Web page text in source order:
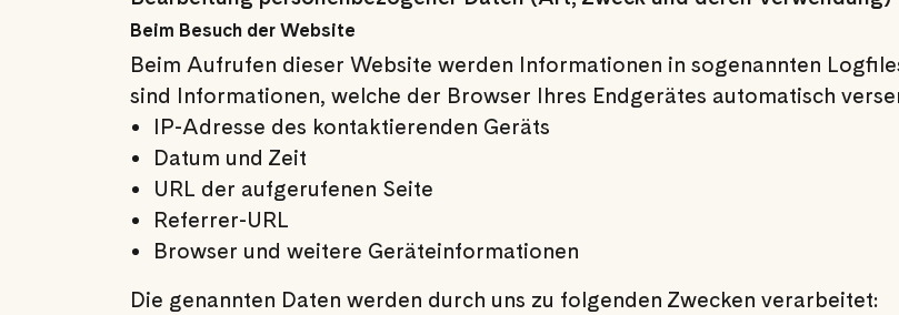
Beim Besuch der Website
Beim Aufrufen dieser Website werden Informationen in sogenannten
sind Informationen, welche der Browser Ihres Endgerätes automatisch
IP-Adresse des kontaktierenden Geräts
Datum und Zeit
URL der aufgerufenen Seite
Referrer-URL
Browser und weitere Geräteinformationen
Die genannten Daten werden durch uns zu folgenden Zwecken verarbeitet: